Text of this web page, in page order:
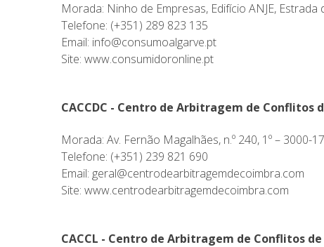
Morada: Ninho de Empresas, Edifício ANJE,
Telefone: (+351) 289 823 135
Email: info@consumoalgarve.pt
Site: www.consumidoronline.pt
CACCDC - Centro de Arbitragem de Conflitos
Morada: Av. Fernão Magalhães, n.º 240, 1º – 3000-
Telefone: (+351) 239 821 690
Email: geral@centrodearbitragemdecoimbra.com
Site: www.centrodearbitragemdecoimbra.com
CACCL - Centro de Arbitragem de Conflitos